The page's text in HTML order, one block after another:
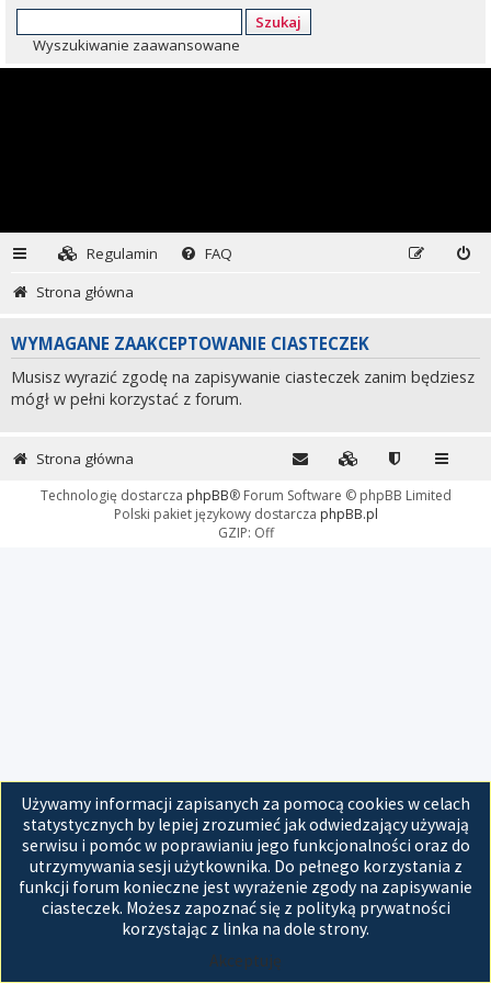
Szukaj
Wyszukiwanie zaawansowane
Regulamin
FAQ
Strona główna
WYMAGANE ZAAKCEPTOWANIE CIASTECZEK
Musisz wyrazić zgodę na zapisywanie ciasteczek zanim będziesz
mógł w pełni korzystać z forum.
Używamy informacji zapisanych za pomocą cookies w celach
statystycznych by lepiej zrozumieć jak odwiedzający używają
serwisu i pomóc w poprawianiu jego funkcjonalności oraz do
utrzymywania sesji użytkownika. Do pełnego korzystania z
funkcji forum konieczne jest wyrażenie zgody na zapisywanie
ciasteczek. Możesz zapoznać się z polityką prywatności
korzystając z linka na dole strony.
Akceptuję
Strona główna
Technologię dostarcza phpBB® Forum Software © phpBB Limited
Polski pakiet językowy dostarcza phpBB.pl
GZIP: Off